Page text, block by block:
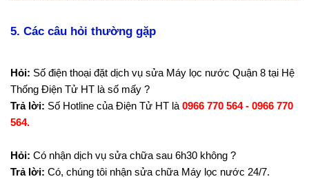
5. Các câu hỏi thường gặp
Hỏi: Số điện thoại đặt dịch vụ sửa Máy lọc nước Quận 8 tại Hệ
Thống Điện Tử HT là số mấy ?
Trả lời: Số Hotline của Điện Tử HT là0966 770 564 - 0966 770
564.
Hỏi: Có nhận dịch vụ sửa chữa sau 6h30 không ?
Trả lời: Có, chúng tôi nhận sửa chữa Máy lọc nước 24/7.